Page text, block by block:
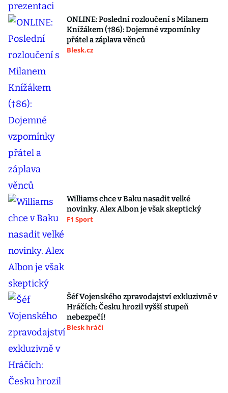
ONLINE: Poslední rozloučení s Milanem
Knížákem (†86): Dojemné vzpomínky
přátel a záplava věnců
Blesk.cz
Williams chce v Baku nasadit velké
novinky. Alex Albon je však skeptický
F1 Sport
Šéf Vojenského zpravodajství exkluzivně v
Hráčích: Česku hrozil vyšší stupeň
nebezpečí!
Blesk hráči